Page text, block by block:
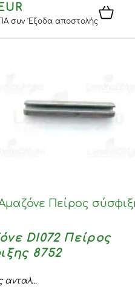
συνΈξοδα αποστολής
Πείρος
DI072 Πείρος
8752
ανταλ...